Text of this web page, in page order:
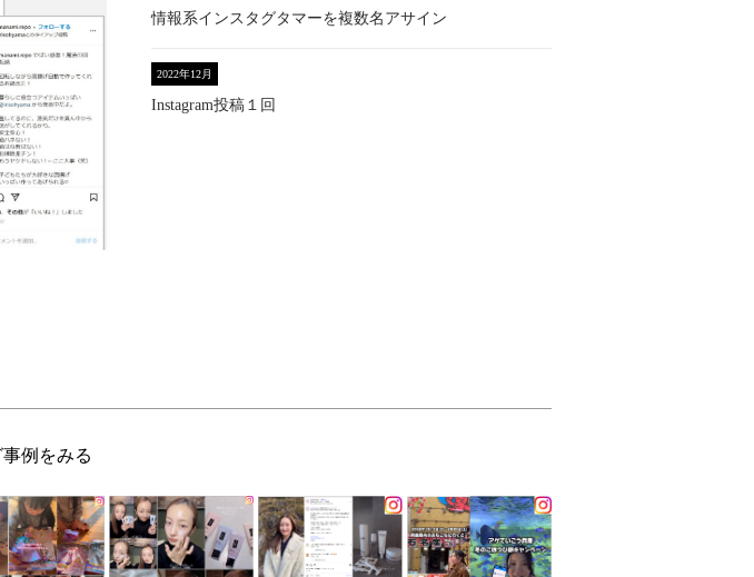
情報系インスタグタマーを複数名アサイン
2022年12月
Instagram投稿１回
例をみる